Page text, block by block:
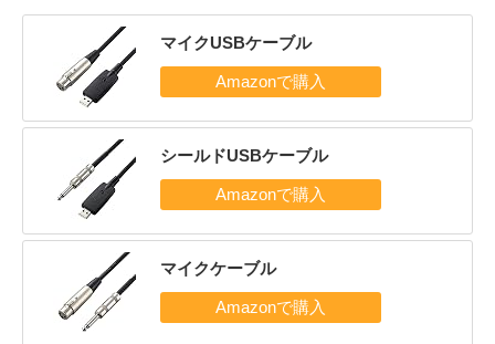
マイクUSBケーブル
シールドUSBケーブル
マイクケーブル